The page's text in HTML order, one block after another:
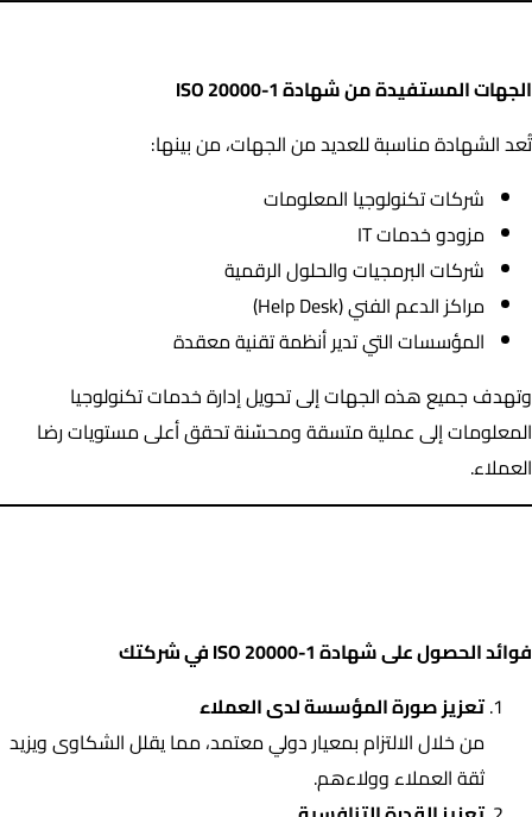
الجهات المستفيدة من شهادة ISO 20000-1
تُعد الشهادة مناسبة للعديد من الجهات، من بينها:
شركات تكنولوجيا المعلومات
مزودو خدمات IT
شركات البرمجيات والحلول الرقمية
مراكز الدعم الفني (Help Desk)
المؤسسات التي تدير أنظمة تقنية معقدة
وتهدف جميع هذه الجهات إلى تحويل إدارة خدمات تكنولوجيا
المعلومات إلى عملية متسقة ومحسّنة تحقق أعلى مستويات رضا
العملاء.
فوائد الحصول على شهادة ISO 20000-1 في شركتك
تعزيز صورة المؤسسة لدى العملاء
من خلال الالتزام بمعيار دولي معتمد، مما يقلل الشكاوى ويزيد
ثقة العملاء وولاءهم.